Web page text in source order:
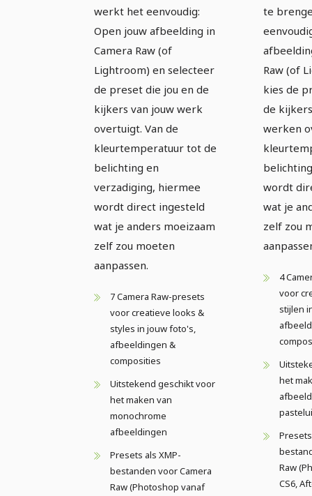
werkt het eenvoudig:
Open jouw afbeelding in
Camera Raw (of
Lightroom) en selecteer
de preset die jou en de
kijkers van jouw werk
overtuigt. Van de
kleurtemperatuur tot de
belichting en
verzadiging, hiermee
wordt direct ingesteld
wat je anders moeizaam
zelf zou moeten
aanpassen.
7 Camera Raw-presets
voor creatieve looks &
styles in jouw foto's,
afbeeldingen &
composities
Uitstekend geschikt voor
het maken van
monochrome
afbeeldingen
Presets als XMP-
bestanden voor Camera
Raw (Photoshop vanaf
te
Raw (of
kies de
de
werken
wordt
wat je
zelf zou
4
voor
stijlen
het
Raw
CS6,